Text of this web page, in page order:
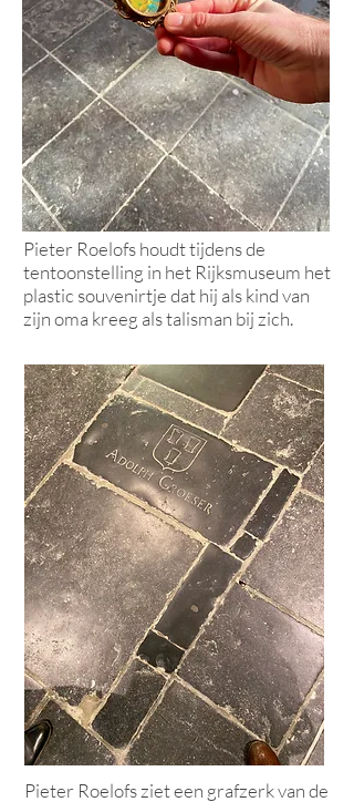
Pieter Roelofs houdt tijdens de
tentoonstelling in het Rijksmuseum het
plastic souvenirtje dat hij als kind van
zijn oma kreeg als talisman bij zich.
Pieter Roelofs ziet een grafzerk van de